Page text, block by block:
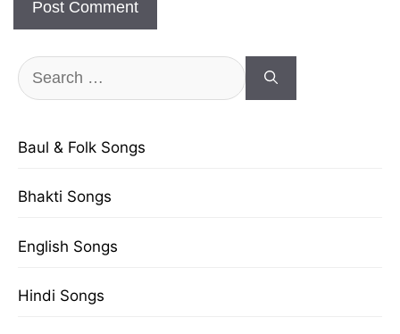
Search
for:
Baul & Folk Songs
Bhakti Songs
English Songs
Hindi Songs